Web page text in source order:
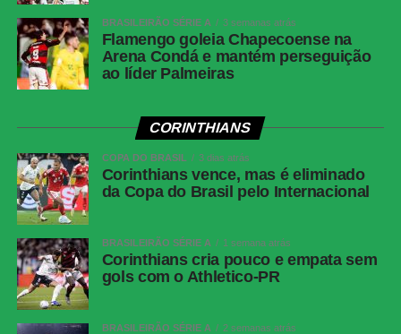
Sem novas mudanças no placar, o clássico terminou
empatado em 1 a 1.
Próximos jogos
Competição:Copa Sul-Americana – oitavas de final (ida)
Data e horário:13.08 (quinta-feira), às 21h30 (de
Brasília)
Local:Estádio Inca Garcilaso de la Vega
Fluminense x Independiente Rivadavia
Competição:Copa Libertadores – oitavas de final (ida)
Data e horário:11.08 (terça-feira), às 19h (de Brasília)
Local:Estádio do Maracanã
BRASILEIRÃO SÉRIE A 3 semanas atrás
Flamengo goleia Chapecoense na
Arena Condá e mantém perseguição
ao líder Palmeiras
CORINTHIANS
COPA DO BRASIL 3 dias atrás
Corinthians vence, mas é eliminado
da Copa do Brasil pelo Internacional
BRASILEIRÃO SÉRIE A 1 semana atrás
Corinthians cria pouco e empata sem
gols com o Athletico-PR
BRASILEIRÃO SÉRIE A 2 semanas atrás